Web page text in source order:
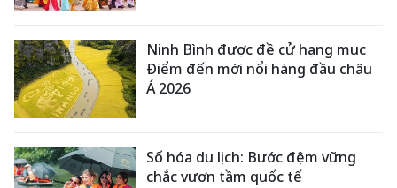
Ninh Bình được đề cử hạng mục
Điểm đến mới nổi hàng đầu châu
Á 2026
Số hóa du lịch: Bước đệm vững
chắc vươn tầm quốc tế